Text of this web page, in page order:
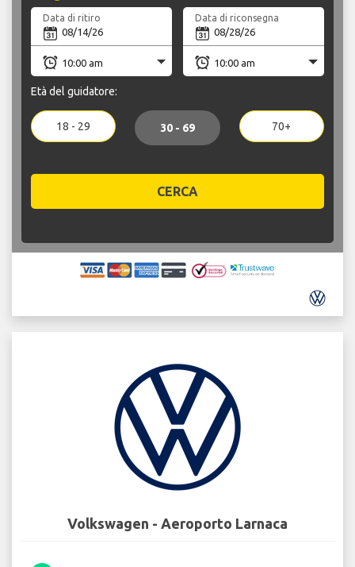
Data di ritiro Data di riconsegna
Età del guidatore:
18 - 29 30 - 69 70+
CERCA
Volkswagen - Aeroporto Larnaca